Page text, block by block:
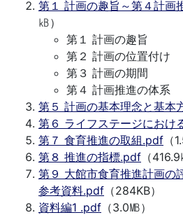
第１ 計画の趣旨～第４計画
㎅）
第１ 計画の趣旨
第２ 計画の位置付け
第３ 計画の期間
第４ 計画推進の体系
第５ 計画の基本理念と基本
第６ ライフステージにおけ
第７ 食育推進の取組.pdf （
第８ 推進の指標.pdf （416.9
第９ 大館市食育推進計画の
参考資料.pdf （284KB）
資料編1 .pdf （3.0㎆）